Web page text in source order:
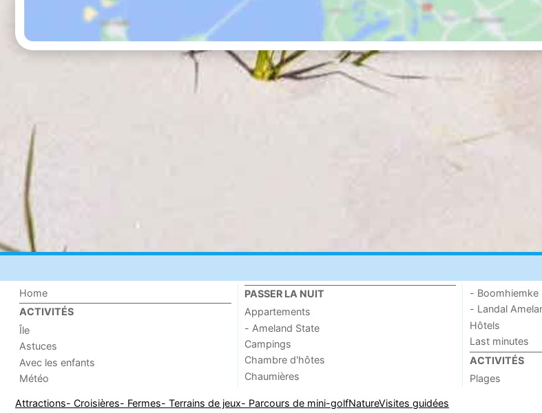
Home
ACTIVITÉS
Île
Astuces
Avec les enfants
Météo
PASSER LA NUIT
Appartements
- Ameland State
Campings
Chambre d'hôtes
Chaumières
- Boomhiemke
- Landal
Hôtels
Last minutes
ACTIVITÉS
Plages
Attractions- Croisières- Fermes- Terrains de jeux- Parcours de mini-golfNatureVisites guidées